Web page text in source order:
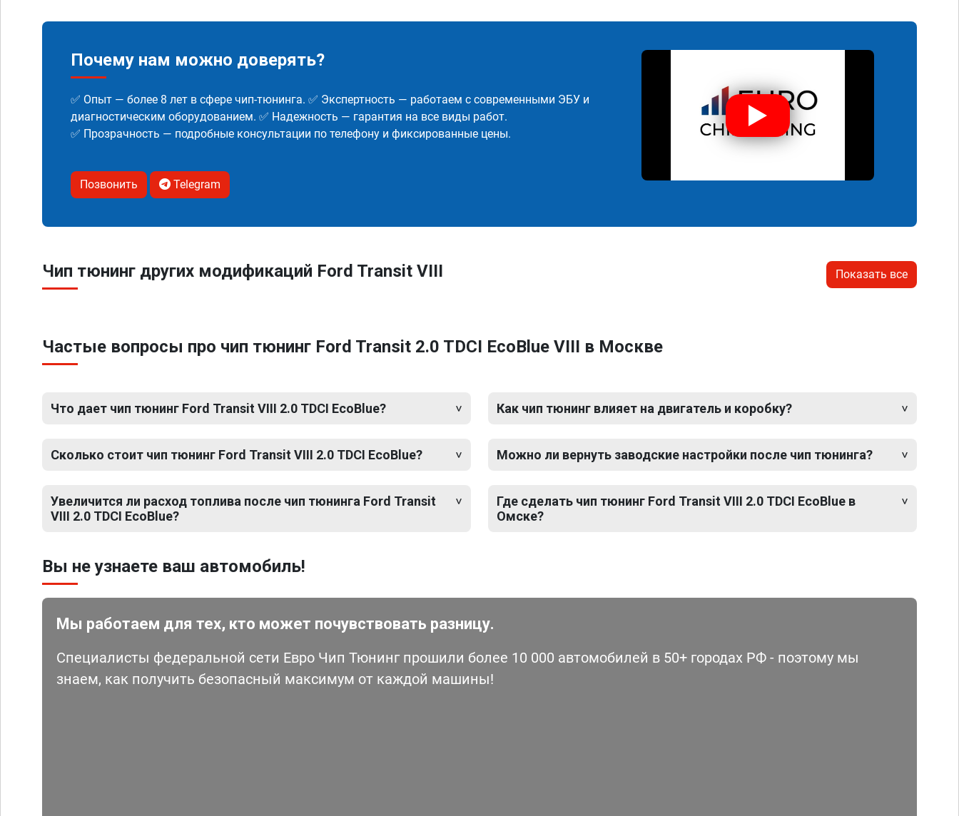
Почему нам можно доверять?
✅ Опыт — более 8 лет в сфере чип-тюнинга. ✅ Экспертность — работаем с современными ЭБУ и
диагностическим оборудованием. ✅ Надежность — гарантия на все виды работ.
✅ Прозрачность — подробные консультации по телефону и фиксированные цены.
Позвонить Telegram
Чип тюнинг других модификаций Ford Transit VIII Показать все
Частые вопросы про чип тюнинг Ford Transit 2.0 TDCI EcoBlue VIII в Москве
Что дает чип тюнинг Ford Transit VIII 2.0 TDCI EcoBlue?
Сколько стоит чип тюнинг Ford Transit VIII 2.0 TDCI EcoBlue?
Увеличится ли расход топлива после чип тюнинга Ford Transit
VIII 2.0 TDCI EcoBlue?
Как чип тюнинг влияет на двигатель и коробку?
Можно ли вернуть заводские настройки после чип тюнинга?
Где сделать чип тюнинг Ford Transit VIII 2.0 TDCI EcoBlue в
Омске?
Вы не узнаете ваш автомобиль!
Мы работаем для тех, кто может почувствовать разницу.
Специалисты федеральной сети Евро Чип Тюнинг прошили более 10 000 автомобилей в 50+ городах РФ - поэтому мы
знаем, как получить безопасный максимум от каждой машины!